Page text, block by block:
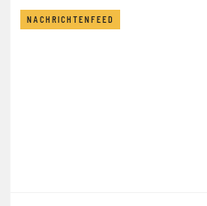
NACHRICHTENFEED